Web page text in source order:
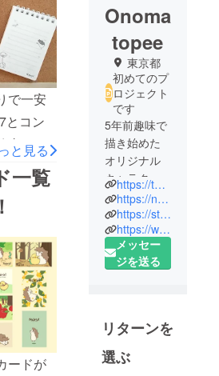
で一安
とコン
事のメ
ッセー
な場面
！ 中
♡
と見る
一覧
ードが
Onoma
topee
東京都
初めてのプ
ロジェクト
です
5年前趣味で
描き始めた
オリジナル
キャラク
ター『クリ
ユの森のナ
ルビィ』。3
年前からこ
のキャラク
ジネスを始
めたいと考
え、現在は
https://twitter.com/narvionomatopee
https://narvi-onomatopee.wixsite.com/narvi
https://store.line.me/stickershop/author/46881
https://www.instagram.com/narvi.onomatopee/
メッセー
ジを送る
リターンを
選ぶ